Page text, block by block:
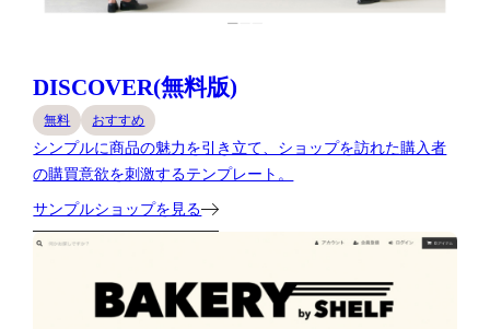
DISCOVER(無料版)
無料 おすすめ
シンプルに商品の魅力を引き立て、ショップを訪れた購入者
の購買意欲を刺激するテンプレート。
サンプルショップを見る